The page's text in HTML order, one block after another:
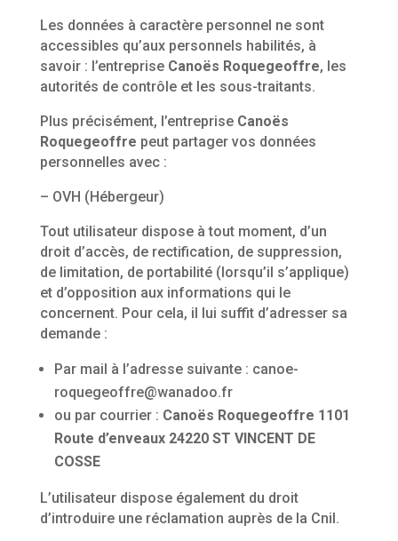
Les données à caractère personnel ne sont
accessibles qu’aux personnels habilités, à
savoir : l’entreprise Canoës Roquegeoffre, les
autorités de contrôle et les sous-traitants.
Plus précisément, l’entreprise Canoës
Roquegeoffre peut partager vos données
personnelles avec :
– OVH (Hébergeur)
Tout utilisateur dispose à tout moment, d’un
droit d’accès, de rectification, de suppression,
de limitation, de portabilité (lorsqu’il s’applique)
et d’opposition aux informations qui le
concernent. Pour cela, il lui suffit d’adresser sa
demande :
Par mail à l’adresse suivante : canoe-
roquegeoffre@wanadoo.fr
ou par courrier : Canoës Roquegeoffre 1101
Route d’enveaux 24220 ST VINCENT DE
COSSE
L’utilisateur dispose également du droit
d’introduire une réclamation auprès de la Cnil.